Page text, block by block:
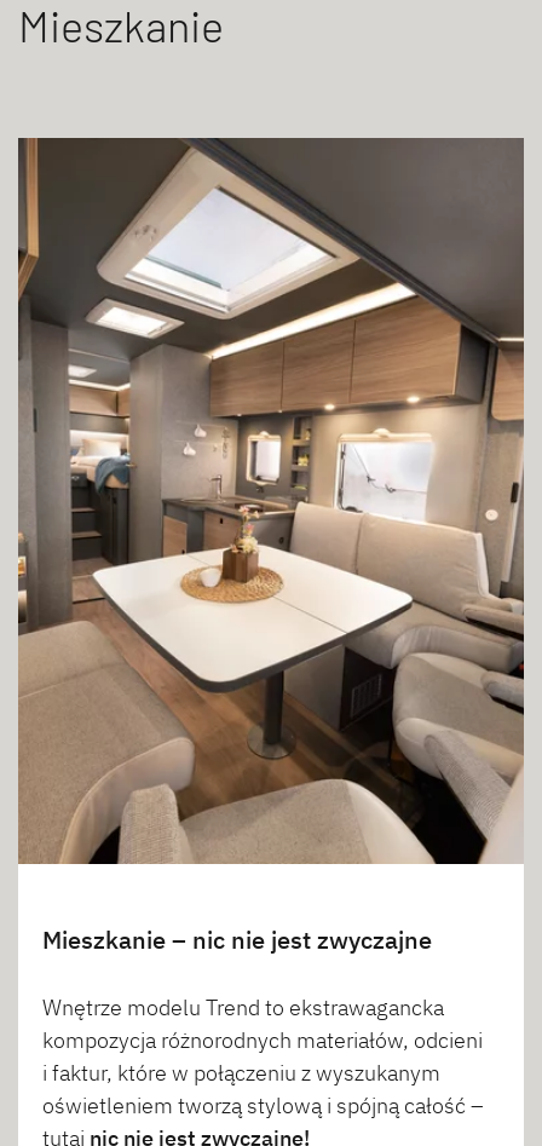
Mieszkanie
Mieszkanie – nic nie jest zwyczajne
Wnętrze modelu Trend to ekstrawagancka
kompozycja różnorodnych materiałów, odcieni
i faktur, które w połączeniu z wyszukanym
oświetleniem tworzą stylową i spójną całość –
tutaj nic nie jest zwyczajne!